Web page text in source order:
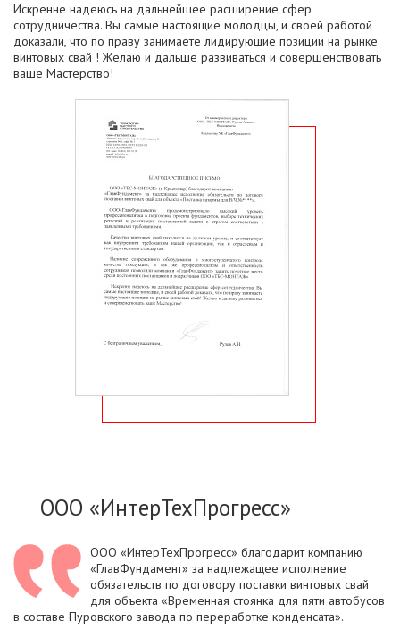
Искренне надеюсь на дальнейшее расширение сфер
сотрудничества. Вы самые настоящие молодцы, и своей работой
доказали, что по праву занимаете лидирующие позиции на рынке
винтовых свай ! Желаю и дальше развиваться и совершенствовать
ваше Мастерство!
ООО «ИнтерТехПрогресс»
ООО «ИнтерТехПрогресс» благодарит компанию
«ГлавФундамент» за надлежащее исполнение
обязательств по договору поставки винтовых свай
для объекта «Временная стоянка для пяти автобусов
в составе Пуровского завода по переработке конденсата».